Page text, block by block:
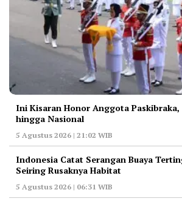
Ini Kisaran Honor Anggota Paskibraka,
hingga Nasional
5 Agustus 2026 | 21:02 WIB
Indonesia Catat Serangan Buaya
Seiring Rusaknya Habitat
5 Agustus 2026 | 06:31 WIB